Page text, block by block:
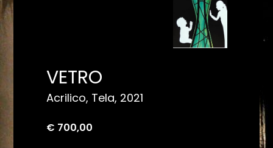
VETRO
Acrilico, Tela, 2021
€ 700,00